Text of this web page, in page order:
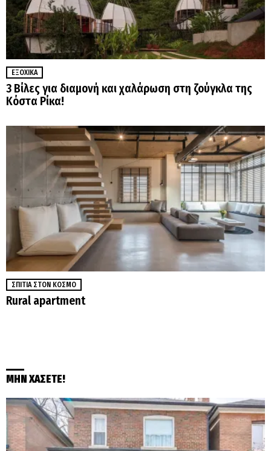
ΕΞΟΧΙΚΆ
3 Βίλες για διαμονή και χαλάρωση στη ζούγκλα της
Κόστα Ρίκα!
ΣΠΊΤΙΑ ΣΤΟΝ ΚΌΣΜΟ
Rural apartment
ΜΗΝ ΧΑΣΕΤΕ!